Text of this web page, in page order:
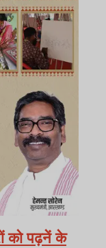
को पढ़नें के